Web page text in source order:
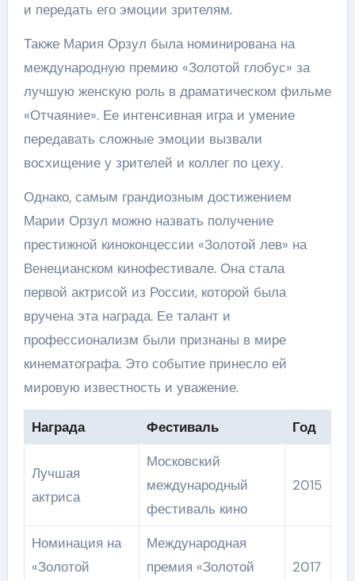
и передать его эмоции зрителям.
Также Мария Орзул была номинирована на
международную премию «Золотой глобус» за
лучшую женскую роль в драматическом фильме
«Отчаяние». Ее интенсивная игра и умение
передавать сложные эмоции вызвали
восхищение у зрителей и коллег по цеху.
Однако, самым грандиозным достижением
Марии Орзул можно назвать получение
престижной киноконцессии «Золотой лев» на
Венецианском кинофестивале. Она стала
первой актрисой из России, которой была
вручена эта награда. Ее талант и
профессионализм были признаны в мире
кинематографа. Это событие принесло ей
мировую известность и уважение.
Награда Фестиваль Год
Лучшая
актриса
Московский
международный
фестиваль кино
2015
Номинация на
«Золотой
Международная
премия «Золотой
2017